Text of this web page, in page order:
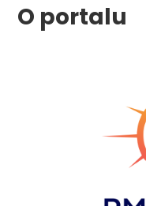
O portalu